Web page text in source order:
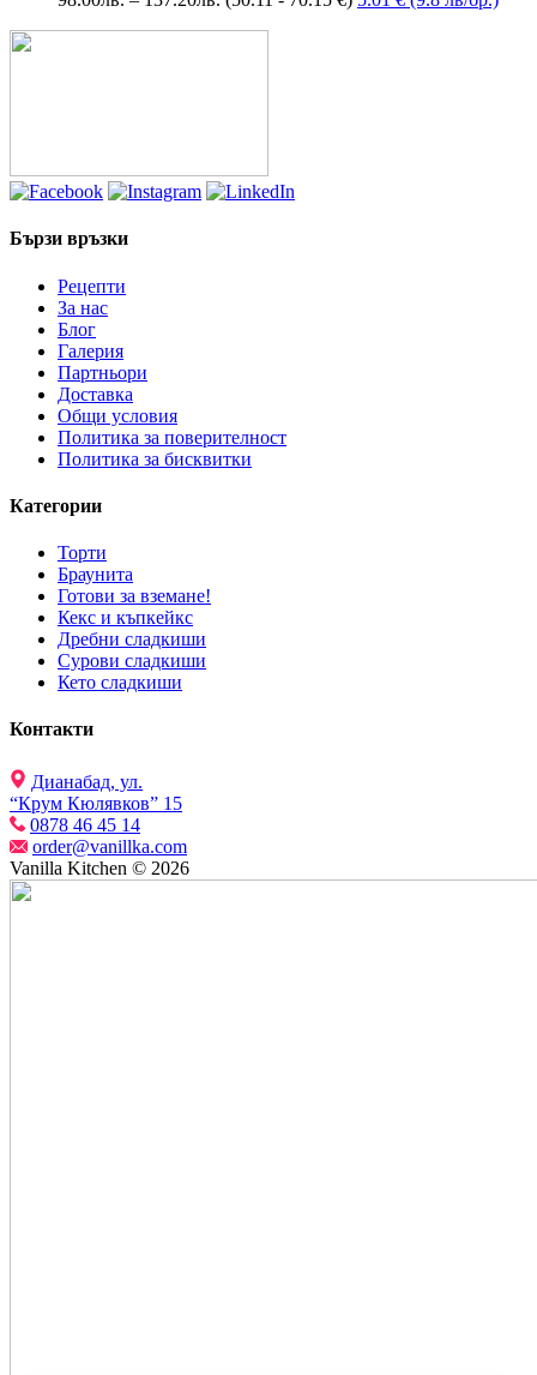
Бързи връзки
Рецепти
За нас
Блог
Галерия
Партньори
Доставка
Общи условия
Политика за поверителност
Политика за бисквитки
Категории
Торти
Браунита
Готови за вземане!
Кекс и къпкейкс
Дребни сладкиши
Сурови сладкиши
Кето сладкиши
Контакти
Дианабад, ул.
“Крум Кюлявков” 15
0878 46 45 14
order@vanillka.com
Vanilla Kitchen © 2026